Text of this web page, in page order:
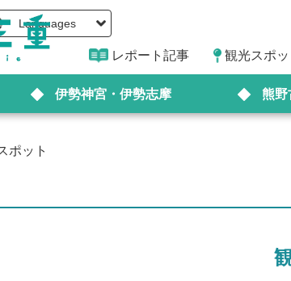
Languages
レポート記事 観光スポッ
伊勢神宮・伊勢志摩 熊野
ポット